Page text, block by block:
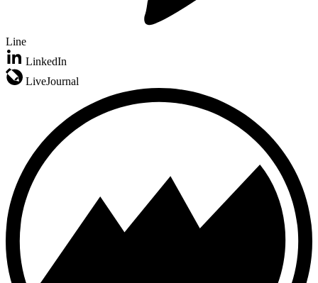
Line
LinkedIn
LiveJournal